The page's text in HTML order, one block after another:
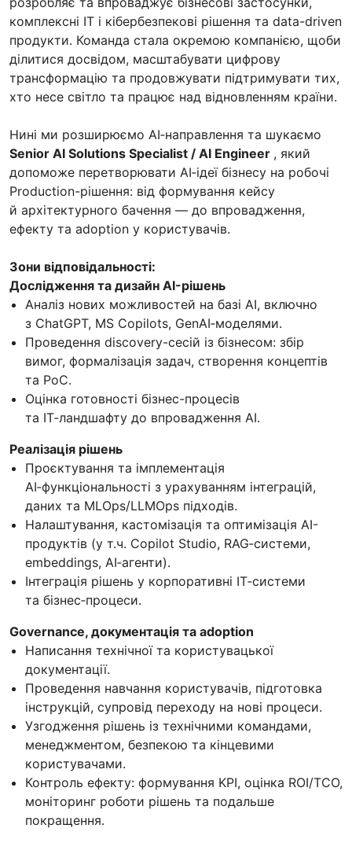
комплексні ІТ і кібербезпекові рішення та data-driven
продукти. Команда стала окремою компанією, щоби
ділитися досвідом, масштабувати цифрову
трансформацію та продовжувати підтримувати тих,
хто несе світло та працює над відновленням країни.
Нині ми розширюємо AI‑направлення та шукаємо
Senior AI Solutions Specialist / AI Engineer , який
допоможе перетворювати AI‑ідеї бізнесу на робочі
Production-рішення: від формування кейсу
й архітектурного бачення — до впровадження,
ефекту та adoption у користувачів.
Зони відповідальності:
Дослідження та дизайн AI-рішень
Аналіз нових можливостей на базі AI, включно
з ChatGPT, MS Copilots, GenAI‑моделями.
Проведення discovery-сесій із бізнесом: збір
вимог, формалізація задач, створення концептів
та PoC.
Оцінка готовності бізнес-процесів
та ІТ‑ландшафту до впровадження AI.
Реалізація рішень
Проєктування та імплементація
AI‑функціональності з урахуванням інтеграцій,
даних та MLOps/LLMOps підходів.
Налаштування, кастомізація та оптимізація AI-
продуктів (у т.ч. Copilot Studio, RAG‑системи,
embeddings, AI‑агенти).
Інтеграція рішень у корпоративні ІТ‑системи
та бізнес‑процеси.
Governance, документація та adoption
Написання технічної та користувацької
документації.
Проведення навчання користувачів, підготовка
інструкцій, супровід переходу на нові процеси.
Узгодження рішень із технічними командами,
менеджментом, безпекою та кінцевими
користувачами.
Контроль ефекту: формування KPI, оцінка ROI/TCO,
моніторинг роботи рішень та подальше
покращення.